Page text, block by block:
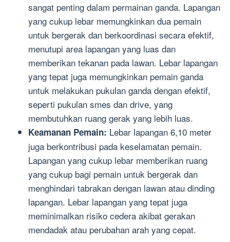
sangat penting dalam permainan ganda. Lapangan
yang cukup lebar memungkinkan dua pemain
untuk bergerak dan berkoordinasi secara efektif,
menutupi area lapangan yang luas dan
memberikan tekanan pada lawan. Lebar lapangan
yang tepat juga memungkinkan pemain ganda
untuk melakukan pukulan ganda dengan efektif,
seperti pukulan smes dan drive, yang
membutuhkan ruang gerak yang lebih luas.
Keamanan Pemain: Lebar lapangan 6,10 meter
juga berkontribusi pada keselamatan pemain.
Lapangan yang cukup lebar memberikan ruang
yang cukup bagi pemain untuk bergerak dan
menghindari tabrakan dengan lawan atau dinding
lapangan. Lebar lapangan yang tepat juga
meminimalkan risiko cedera akibat gerakan
mendadak atau perubahan arah yang cepat.